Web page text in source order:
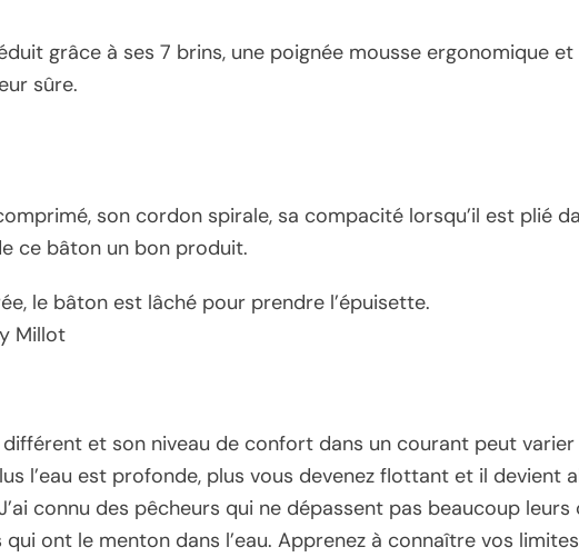
grâce à ses 7 brins, une poignée mousse ergonomique
sûre.
son cordon spirale, sa compacité lorsqu’il est plié
ce bâton un bon produit.
le bâton est lâché pour prendre l’épuisette.
Millot
et son niveau de confort dans un courant peut varier
l’eau est profonde, plus vous devenez flottant et il devient
connu des pêcheurs qui ne dépassent pas beaucoup leurs
qui ont le menton dans l’eau. Apprenez à connaître vos